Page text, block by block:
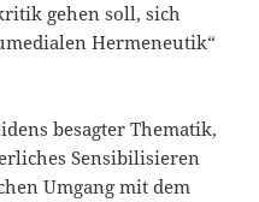
gehen soll, sich
Hermeneutik“
besagter Thematik,
Sensibilisieren
Umgang mit dem